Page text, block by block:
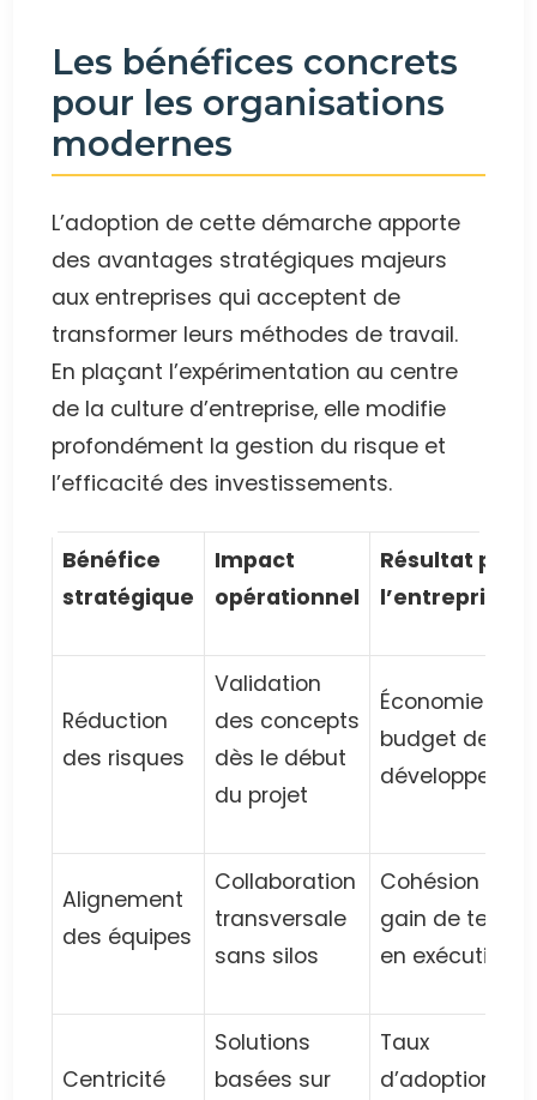
Les bénéfices concrets
pour les organisations
modernes
L’adoption de cette démarche apporte
des avantages stratégiques majeurs
aux entreprises qui acceptent de
transformer leurs méthodes de travail.
En plaçant l’expérimentation au centre
de la culture d’entreprise, elle modifie
profondément la gestion du risque et
l’efficacité des investissements.
Bénéfice
stratégique
Impact
opérationnel
Résultat pour
l’entreprise
Réduction
des risques
Validation
des concepts
dès le début
du projet
Économie de
budget de
Alignement
des équipes
Collaboration
transversale
sans silos
Cohésion et
gain de temps
en exécution
Centricité
Solutions
basées sur
Taux
d’adoption et